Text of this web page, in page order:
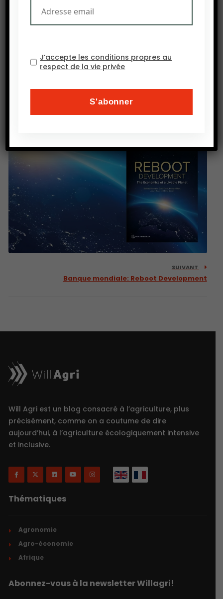
Niche Agriculture: TOP 10 Agricultural countries of the
SUIVANT
Banque mondiale: Reboot Development
Will Agri est un blog consacré à l’agriculture, plus
précisément, comme on a coutume de dire
aujourd’hui, à l’agriculture écologiquement intensive
et inclusive.
Thématiques
Agronomie
Agro-économie
Afrique
Abonnez-vous à la newsletter Willagri!
J’accepte les conditions propres au
respect de la vie privée